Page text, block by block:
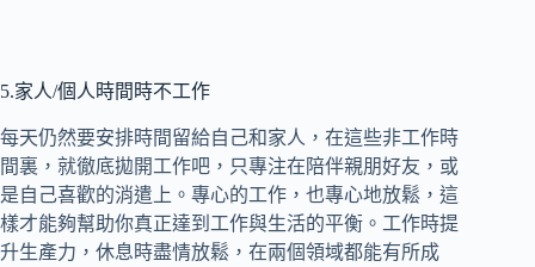
5.家人/個人時間時不工作
每天仍然要安排時間留給自己和家人，在這些非工作時
間裏，就徹底拋開工作吧，只專注在陪伴親朋好友，或
是自己喜歡的消遣上。專心的工作，也專心地放鬆，這
樣才能夠幫助你真正達到工作與生活的平衡。工作時提
升生產力，休息時盡情放鬆，在兩個領域都能有所成